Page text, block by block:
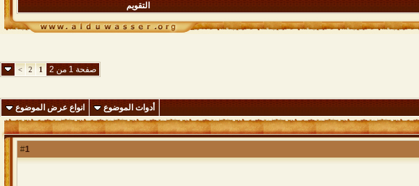
التقويم
صفحة 1 من 2 1
2
>
أدوات الموضوع
انواع عرض الموضوع
1